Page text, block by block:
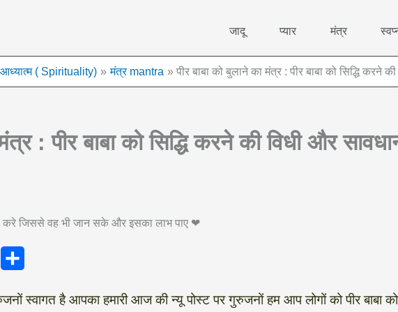
जादू प्यार मंत्र
आध्यात्म ( Spirituality) मंत्र mantra पीर बाबा को बुलाने का मंत्र : पीर बाबा को सिद्धि करने
: पीर बाबा को सिद्धि करने की विधी और
करे जिससे वह भी जान सके और इसका लाभ पाए ❤
h
स्वागत है आपका हमारी आज की न्यू पोस्ट पर गुरुजनों हम आप लोगों को पीर बाबा